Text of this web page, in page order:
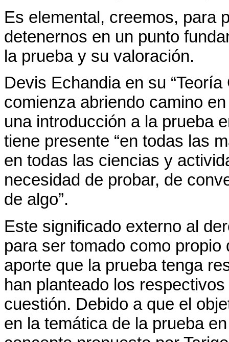
Es elemental, creemos, para
detenernos en un punto
la prueba y su valoración.
Devis Echandia en su
comienza abriendo camino
una introducción a la prueba
tiene presente “en todas las
en todas las ciencias y
necesidad de probar, de
de algo”.
Este significado externo al
para ser tomado como
aporte que la prueba tenga
han planteado los
cuestión. Debido a que el
en la temática de la prueba